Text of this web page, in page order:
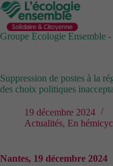
Passer
au
contenu
Groupe Ecologie Ensemble
Suppression de postes à la
des choix politiques
19 décembre 2024
Actualités, En
Nantes, 19 décembre 2024